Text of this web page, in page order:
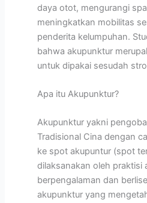
daya otot, mengurangi
meningkatkan mobilitas
penderita kelumpuhan.
bahwa akupunktur
untuk dipakai sesudah
Apa itu Akupunktur?
Akupunktur yakni
Tradisional Cina dengan
ke spot akupuntur (spot
dilaksanakan oleh praktisi
berpengalaman dan
akupunktur yang